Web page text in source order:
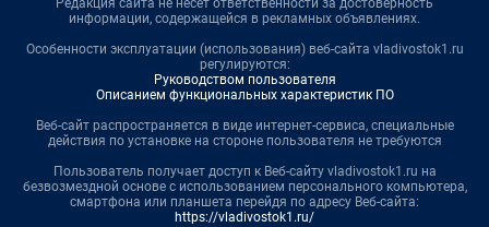
Редакция сайта не несет ответственности за достоверность
информации, содержащейся в рекламных объявлениях.
Особенности эксплуатации (использования) веб-сайта vladivostok1.ru
регулируются:
Руководством пользователя
Описанием функциональных характеристик ПО
Веб-сайт распространяется в виде интернет-сервиса, специальные
действия по установке на стороне пользователя не требуются
Пользователь получает доступ к Веб-сайту vladivostok1.ru на
безвозмездной основе с использованием персонального компьютера,
смартфона или планшета перейдя по адресу Веб-сайта:
https://vladivostok1.ru/